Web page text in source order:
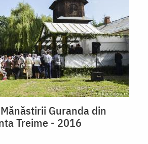
Guranda din
Treime - 2016